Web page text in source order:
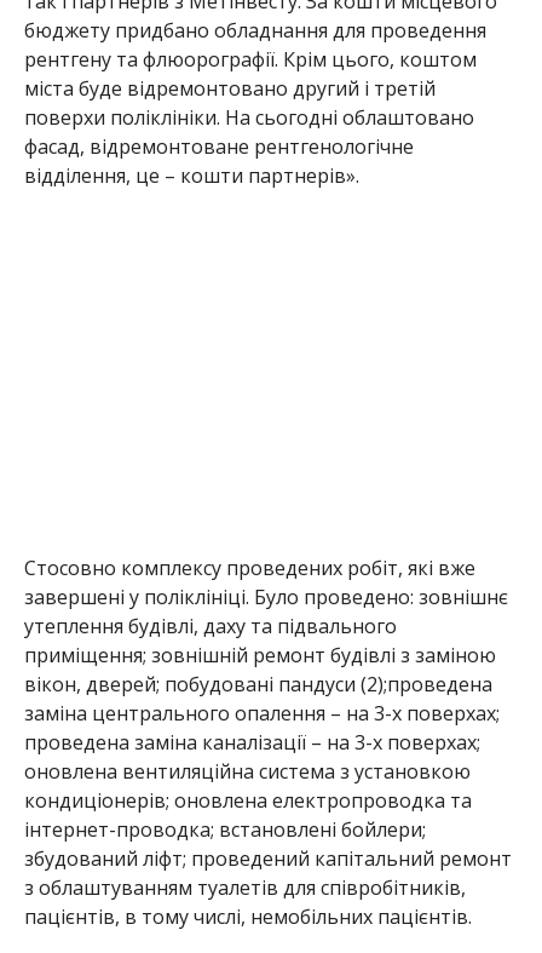
бюджету придбано обладнання для проведення
рентгену та флюорографії. Крім цього, коштом
міста буде відремонтовано другий і третій
поверхи поліклініки. На сьогодні облаштовано
фасад, відремонтоване рентгенологічне
відділення, це – кошти партнерів».
Стосовно комплексу проведених робіт, які вже
завершені у поліклініці. Було проведено: зовнішнє
утеплення будівлі, даху та підвального
приміщення; зовнішній ремонт будівлі з заміною
вікон, дверей; побудовані пандуси (2);проведена
заміна центрального опалення – на 3-х поверхах;
проведена заміна каналізації – на 3-х поверхах;
оновлена вентиляційна система з установкою
кондиціонерів; оновлена електропроводка та
інтернет-проводка; встановлені бойлери;
збудований ліфт; проведений капітальний ремонт
з облаштуванням туалетів для співробітників,
пацієнтів, в тому числі, немобільних пацієнтів.